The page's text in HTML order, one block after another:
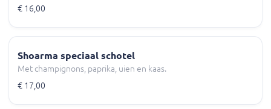
€ 16,00
Shoarma speciaal schotel
Met champignons, paprika, uien en kaas.
€ 17,00